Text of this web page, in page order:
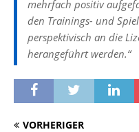
mehrfach positiv
den Trainings- und
perspektivisch an die
herangeführt werden.“
VORHERIGER